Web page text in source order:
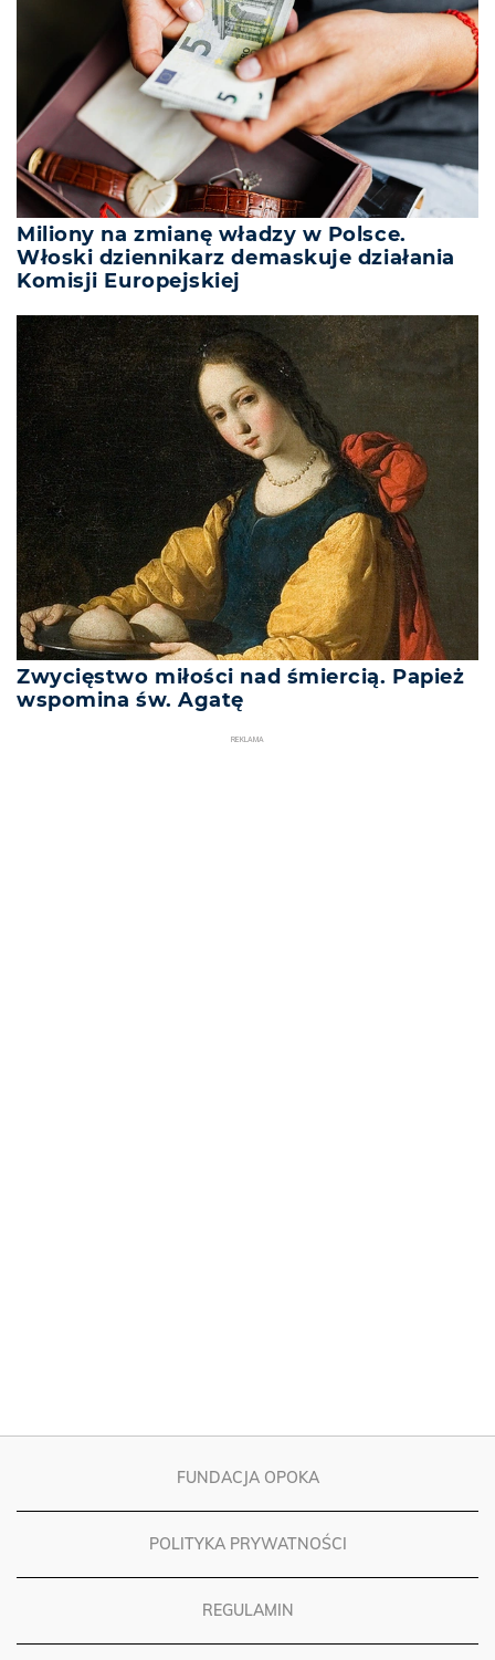
Miliony na zmianę władzy w Polsce.
Włoski dziennikarz demaskuje działania
Komisji Europejskiej
Zwycięstwo miłości nad śmiercią. Papież
wspomina św. Agatę
REKLAMA
FUNDACJA OPOKA
POLITYKA PRYWATNOŚCI
REGULAMIN